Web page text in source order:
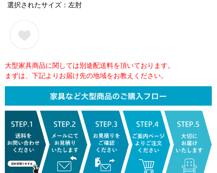
選択されたサイズ：左肘
大型家具商品に関しては別途配送料を頂いております。
まずは、下記よりお届け先の地域をお教えください。